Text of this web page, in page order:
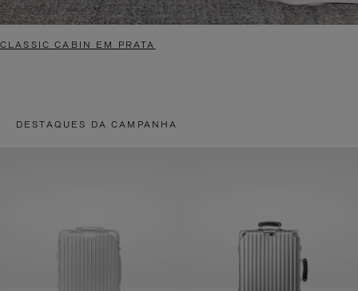
CLASSIC CABIN EM PRATA
DESTAQUES DA CAMPANHA